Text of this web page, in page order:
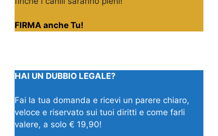
FIRMA anche Tu!
HAI UN DUBBIO LEGALE?
Fai la tua domanda e ricevi un parere chiaro,
veloce e riservato sui tuoi diritti e come farli
valere, a solo € 19,90!